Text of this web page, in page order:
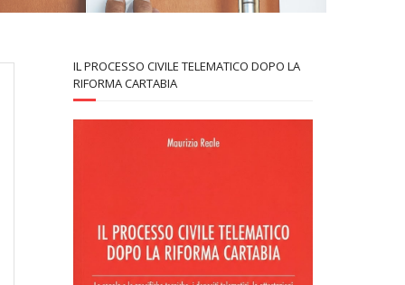
IL PROCESSO CIVILE TELEMATICO DOPO LA
RIFORMA CARTABIA